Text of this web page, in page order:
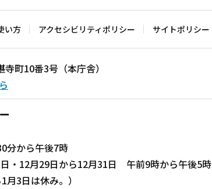
い方 アクセシビリティポリシー サイトポリシー
町10番3号（本庁舎）
から午後7時
・12月29日から12月31日 午前9時から午後5時
月3日は休み。）